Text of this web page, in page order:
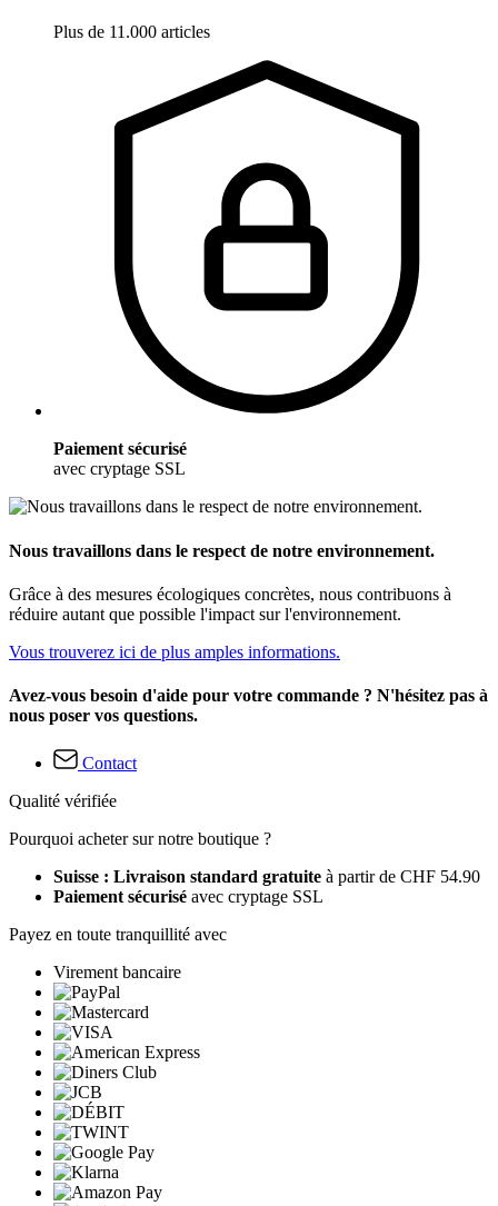
Plus de 11.000 articles
Paiement sécurisé
avec cryptage SSL
Nous travaillons dans le respect de notre environnement.
Grâce à des mesures écologiques concrètes, nous contribuons à
réduire autant que possible l'impact sur l'environnement.
Vous trouverez ici de plus amples informations.
Avez-vous besoin d'aide pour votre commande ? N'hésitez pas à
nous poser vos questions.
Contact
Qualité vérifiée
Pourquoi acheter sur notre boutique ?
Suisse : Livraison standard gratuite à partir de CHF 54.90
Paiement sécurisé avec cryptage SSL
Payez en toute tranquillité avec
Virement bancaire